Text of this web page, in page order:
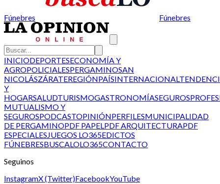
Fúnebres Fúnebres
INICIODEPORTESECONOMÍA Y
AGROPOLICIALESPERGAMINOSAN
NICOLÁSZÁRATEREGIÓNPAÍSINTERNACIONAL
Y
HOGARSALUDTURISMOGASTRONOMÍASEGUROS
MUTUALISMO Y
SEGUROSPODCASTOPINIÓNPERFILESMUNICIPALIDAD
DE PERGAMINOPDF PAPELPDF ARQUITECTURAPDF
ESPECIALESJUEGOS LO365EDICTOS
FÚNEBRESBUSCALOLO365CONTACTO
Seguinos
InstagramX (Twitter)FacebookYouTube